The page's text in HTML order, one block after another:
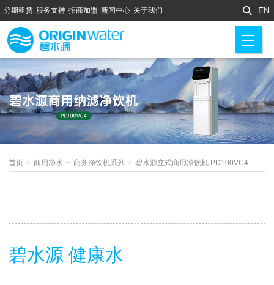
EN
分期租赁 服务支持 招商加盟 新闻中心 关于我们
首页 > 商用净水 > 商务净饮机系列 > 碧水源立式商用净饮机 PD100VC4
碧水源 健康水